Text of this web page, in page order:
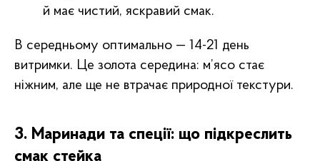
й має чистий, яскравий смак.
В середньому оптимально — 14-21 день
витримки. Це золота середина: м’ясо стає
ніжним, але ще не втрачає природної текстури.
3. Маринади та спеції: що підкреслить
смак стейка